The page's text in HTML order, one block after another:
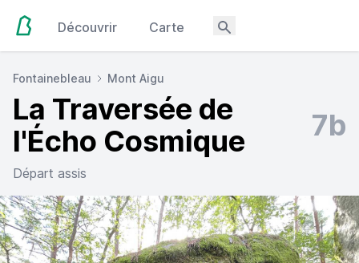
Découvrir Carte
Fontainebleau Mont Aigu
La Traversée de
l'Écho Cosmique
7b
Départ assis